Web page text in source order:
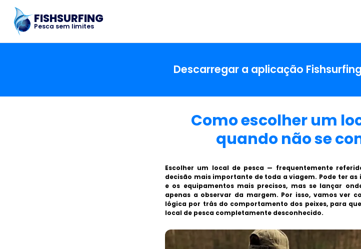
FISHSURFING
Pesca sem limites
Descarregar a aplicação Fishsurfing
Como escolher um
quando não se
Escolher um local de pesca — frequentemente
decisão mais importante de toda a viagem. Pode ter
e os equipamentos mais precisos, mas se lançar
apenas a observar da margem. Por isso, vamos ver
lógica por trás do comportamento dos peixes, para
local de pesca completamente desconhecido.